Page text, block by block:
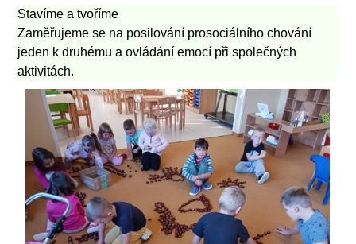
Stavíme a tvoříme
Zaměřujeme se na posilování prosociálního chování
jeden k druhémua ovládání emocí při společných
aktivitách.